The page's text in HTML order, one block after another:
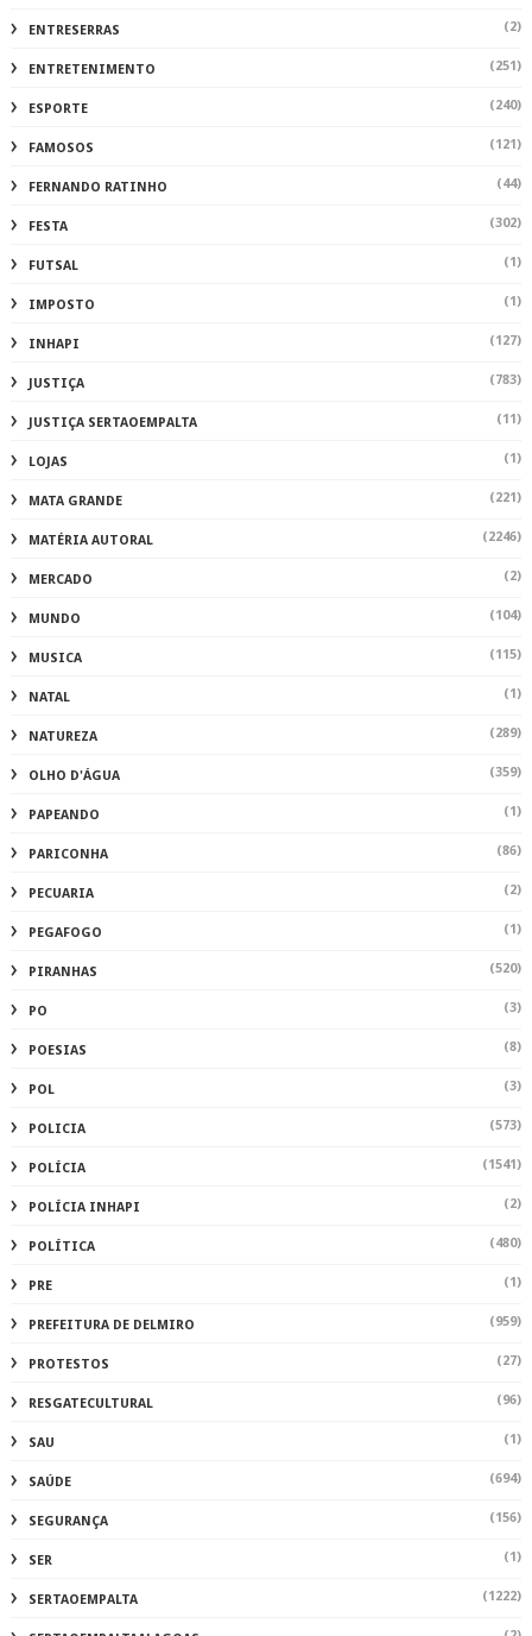
ENTRESERRAS (2)
ENTRETENIMENTO (251)
ESPORTE (240)
FAMOSOS (121)
FERNANDO RATINHO (44)
FESTA (302)
FUTSAL (1)
IMPOSTO (1)
INHAPI (127)
JUSTIÇA (783)
JUSTIÇA SERTAOEMPALTA (11)
LOJAS (1)
MATA GRANDE (221)
MATÉRIA AUTORAL (2246)
MERCADO (2)
MUNDO (104)
MUSICA (115)
NATAL (1)
NATUREZA (289)
OLHO D'ÁGUA (359)
PAPEANDO (1)
PARICONHA (86)
PECUARIA (2)
PEGAFOGO (1)
PIRANHAS (520)
PO (3)
POESIAS (8)
POL (3)
POLICIA (573)
POLÍCIA (1541)
POLÍCIA INHAPI (2)
POLÍTICA (480)
PRE (1)
PREFEITURA DE DELMIRO (959)
PROTESTOS (27)
RESGATECULTURAL (96)
SAU (1)
SAÚDE (694)
SEGURANÇA (156)
SER (1)
SERTAOEMPALTA (1222)